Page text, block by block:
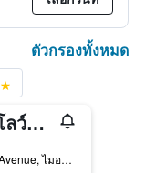
ตัวกรองทั้งหมด
โรงแรมโลว์ส ไมอามีบีช – เซาท์บีช
1601 Collins Avenue, ไมอามีบีช, FL, สหรัฐอเมริกา